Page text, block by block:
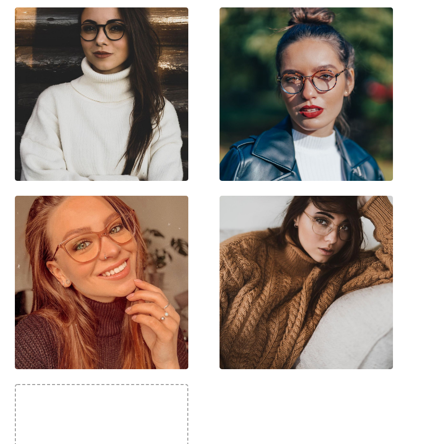
Larghezza montatura:
140 mm
Lunghezza asta (Asta):
145 mm
Ponte:
18 mm
Peso:
115 g
Naselli regolabili:
Cerniere a molla:
No
Clip-on:
No
Accessori
Custodia:
Sì
Panno per pulizia:
Sì
Altro
Categorie:
Marca:
Codice:
HG 1274 0OC 18 55